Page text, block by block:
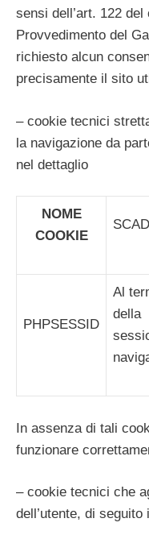
sensi dell’art. 122
Provvedimento del
richiesto alcun
precisamente il sito
– cookie tecnici
la navigazione da
nel dettaglio
NOME
COOKIE
PHPSESSID
Al
della
In assenza di tali
funzionare
– cookie tecnici che
dell’utente, di